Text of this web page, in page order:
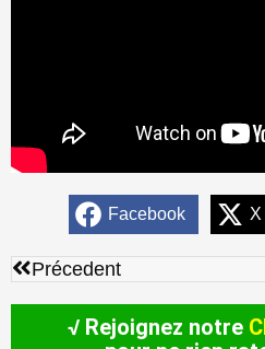
Facebook X
Précédent
Précedent
√ Rejoignez notre